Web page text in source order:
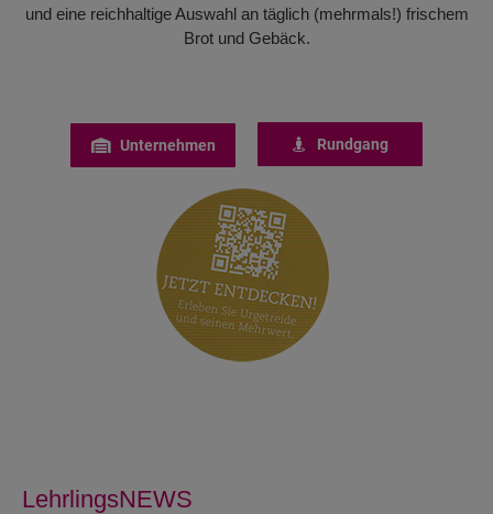
und eine reichhaltige Auswahl an täglich (mehrmals!) frischem
Brot und Gebäck.
Unternehmen Rundgang
LehrlingsNEWS